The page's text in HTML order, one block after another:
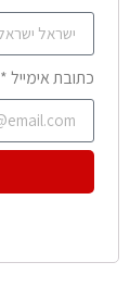
כתובת אימייל *